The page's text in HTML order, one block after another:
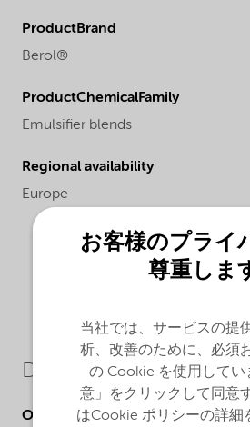
ProductBrand
Berol®
ProductChemicalFamily
Emulsifier blends
Regional availability
Europe
Downloads
Other Documents
お客様のプライ
尊重しま
当社では、サービスの提
析、改善のために、必須
の Cookie を使用してい
意」をクリックして同意
はCookie ポリシーの詳細